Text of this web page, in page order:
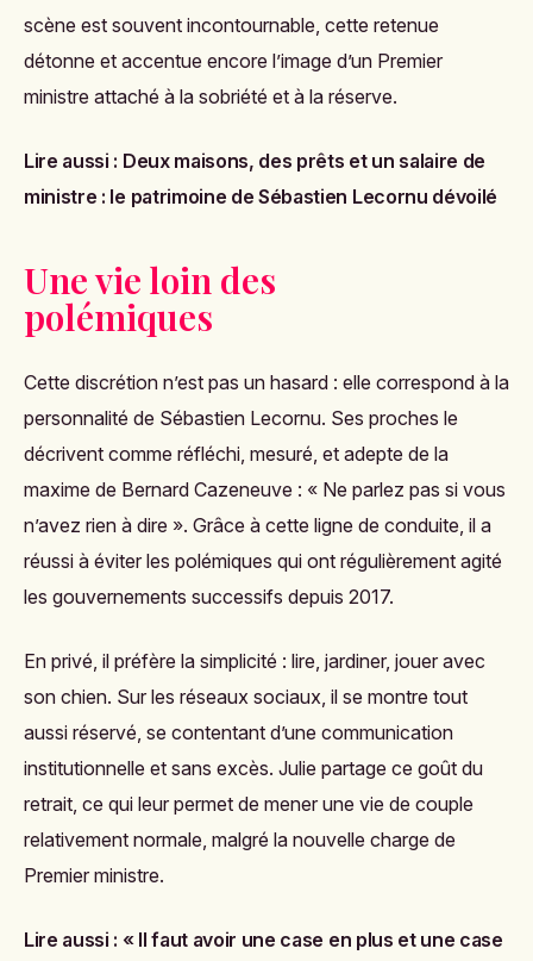
scène est souvent incontournable, cette retenue
détonne et accentue encore l’image d’un Premier
ministre attaché à la sobriété et à la réserve.
Lire aussi : Deux maisons, des prêts et un salaire de
ministre : le patrimoine de Sébastien Lecornu dévoilé
Une vie loin des
polémiques
Cette discrétion n’est pas un hasard : elle correspond à la
personnalité de Sébastien Lecornu. Ses proches le
décrivent comme réfléchi, mesuré, et adepte de la
maxime de Bernard Cazeneuve : « Ne parlez pas si vous
n’avez rien à dire ». Grâce à cette ligne de conduite, il a
réussi à éviter les polémiques qui ont régulièrement agité
les gouvernements successifs depuis 2017.
En privé, il préfère la simplicité : lire, jardiner, jouer avec
son chien. Sur les réseaux sociaux, il se montre tout
aussi réservé, se contentant d’une communication
institutionnelle et sans excès. Julie partage ce goût du
retrait, ce qui leur permet de mener une vie de couple
relativement normale, malgré la nouvelle charge de
Premier ministre.
Lire aussi : « Il faut avoir une case en plus et une case